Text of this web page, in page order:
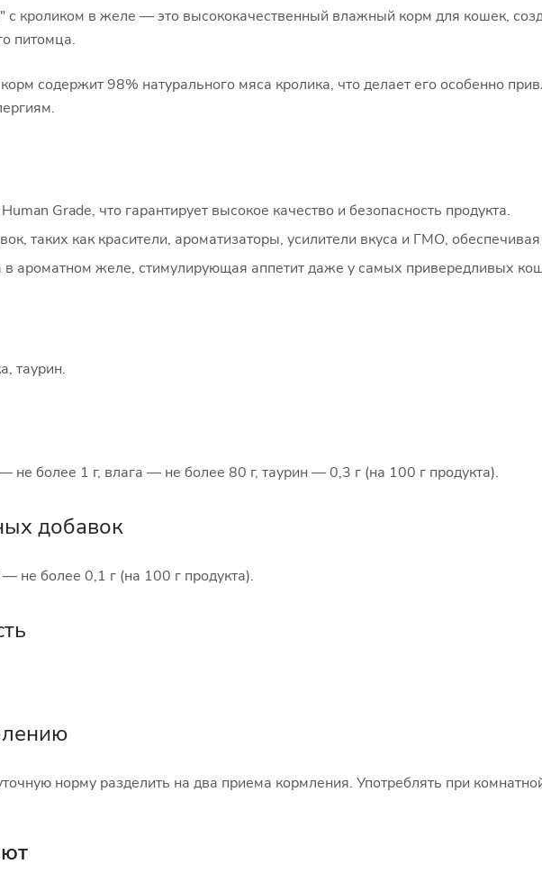
с кроликом в желе — это высококачественный влажный корм для кошек,
питомца.
содержит 98% натурального мяса кролика, что делает его особенно
Grade, что гарантирует высокое качество и безопасность продукта.
таких как красители, ароматизаторы, усилители вкуса и ГМО,
в ароматном желе, стимулирующая аппетит даже у самых привередливых
таурин.
более 1 г, влага — не более 80 г, таурин — 0,3 г (на 100 г продукта).
добавок
не более 0,1 г (на 100 г продукта).
норму разделить на два приема кормления. Употреблять при